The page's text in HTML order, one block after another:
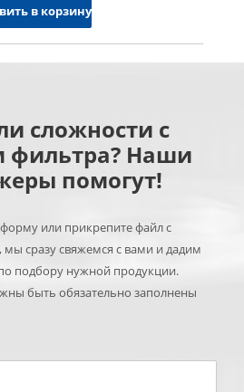
в корзину
сложности с
фильтра? Наши
помогут!
или прикрепите файл с
сразу свяжемся с вами и дадим
подбору нужной продукции.
быть обязательно заполнены